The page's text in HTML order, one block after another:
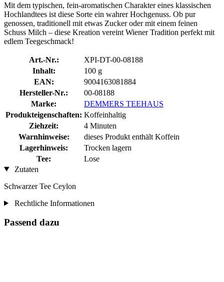
Mit dem typischen, fein-aromatischen Charakter eines klassischen
Hochlandtees ist diese Sorte ein wahrer Hochgenuss. Ob pur
genossen, traditionell mit etwas Zucker oder mit einem feinen
Schuss Milch – diese Kreation vereint Wiener Tradition perfekt mit
edlem Teegeschmack!
Art.-Nr.:
XPI-DT-00-08188
Inhalt:
100 g
EAN:
9004163081884
Hersteller-Nr.:
00-08188
Marke:
DEMMERS TEEHAUS
Produkteigenschaften: Koffeinhaltig
Ziehzeit:
4 Minuten
Warnhinweise:
dieses Produkt enthält Koffein
Lagerhinweis:
Trocken lagern
Tee:
Lose
Zutaten
Schwarzer Tee Ceylon
Rechtliche Informationen
Passend dazu